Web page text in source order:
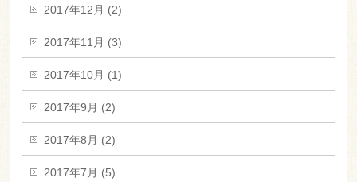
2017年12月 (2)
2017年11月 (3)
2017年10月 (1)
2017年9月 (2)
2017年8月 (2)
2017年7月 (5)